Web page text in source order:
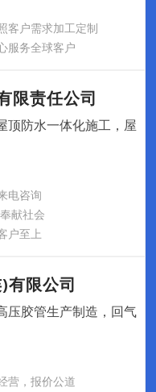
客户需求加工定制
服务全球客户
限责任公司
顶防水一体化施工，屋
电咨询
献社会
户至上
有限公司
压胶管生产制造，回气
营，报价公道